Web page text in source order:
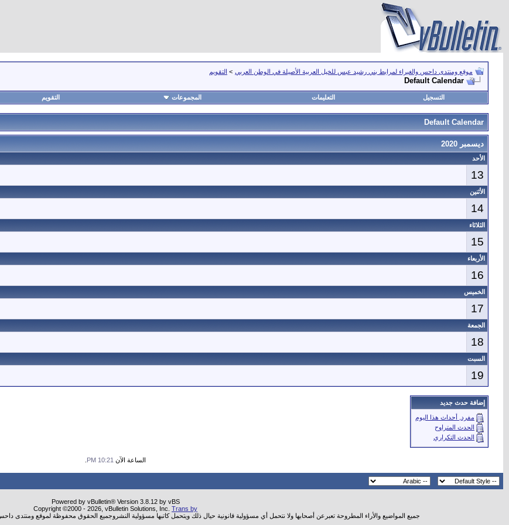
موقع ومنتدى داحس والغبراء لمرابط بني رشيد عبس للخيل العربية الأصيلة في الوطن العربي > التقويم
Default Calendar
التسجيل التعليمات المجموعات التقويم
Default Calendar
ديسمبر 2020
الأحد
13
الأثنين
14
الثلاثاء
15
الأربعاء
16
الخميس
17
الجمعة
18
السبت
19
إضافة حدث جديد
مفرد, أحداث هذا اليوم
الحدث المتراوح
الحدث التكراري
الساعة الآن 10:21 PM
Powered by vBulletin® Version 3.8.12 by vBS
Copyright ©2000 - 2026, vBulletin Solutions, Inc. Trans by
جميع المواضيع والأراء المطروحة تعبرعن أصحابها ولا نتحمل أي مسؤولية قانونية حيال ذلك ويتحمل كاتبها مسؤولية النشروجميع الحقوق محفوظة لموقع ومنتدى